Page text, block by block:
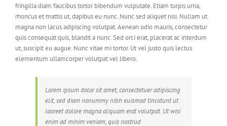
fringilla diam faucibus tortor bibendum vulputate. Etiam turpis urna,
rhoncus et mattis ut, dapibus eu nunc. Nunc sed aliquet nisi. Nullam ut
magna non lacus adipiscing volutpat. Aenean odio mauris, consectetur
quis consequat quis, blandit a nunc. Sed orci erat, placerat ac interdum
ut, suscipit eu augue. Nunc vitae mi tortor. Ut vel justo quis lectus
elementum ullamcorper volutpat vel libero.
Lorem ipsum dolor sit amet, consectetuer adipiscing
elit, sed diam nonummy nibh euismod tincidunt ut
laoreet dolore magna aliquam erat volutpat. Ut wisi
enim ad minim veniam, quis nostrud